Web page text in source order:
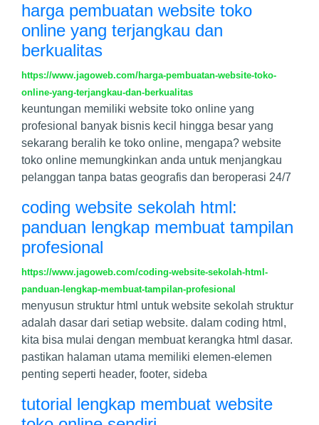
harga pembuatan website toko
online yang terjangkau dan
berkualitas
https://www.jagoweb.com/harga-pembuatan-website-toko-
online-yang-terjangkau-dan-berkualitas
keuntungan memiliki website toko online yang
profesional banyak bisnis kecil hingga besar yang
sekarang beralih ke toko online, mengapa? website
toko online memungkinkan anda untuk menjangkau
pelanggan tanpa batas geografis dan beroperasi 24/7
coding website sekolah html:
panduan lengkap membuat tampilan
profesional
https://www.jagoweb.com/coding-website-sekolah-html-
panduan-lengkap-membuat-tampilan-profesional
menyusun struktur html untuk website sekolah struktur
adalah dasar dari setiap website. dalam coding html,
kita bisa mulai dengan membuat kerangka html dasar.
pastikan halaman utama memiliki elemen-elemen
penting seperti header, footer, sideba
tutorial lengkap membuat website